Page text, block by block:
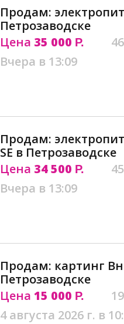
Продам:
Петрозаводске
Цена 35 000 Р.
Вчера в 13:09
Продам:
SE в Петрозаводске
Цена 34 500 Р.
Вчера в 13:09
Продам: картинг
Петрозаводске
Цена 15 000 Р.
4 августа 2026 г. в